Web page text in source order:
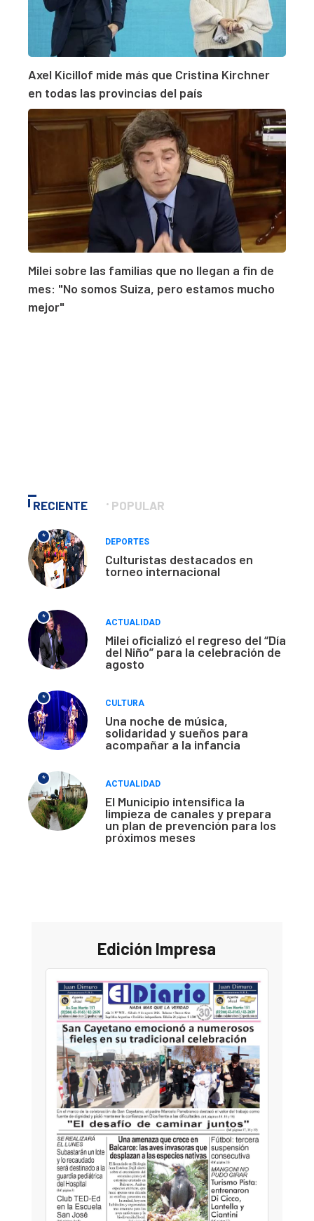
Axel Kicillof mide más que Cristina Kirchner
en todas las provincias del país
Milei sobre las familias que no llegan a fin de
mes: "No somos Suiza, pero estamos mucho
mejor"
RECIENTE POPULAR
*
DEPORTES
Culturistas destacados en
torneo internacional
*
ACTUALIDAD
Milei oficializó el regreso del “Día
del Niño” para la celebración de
agosto
*
CULTURA
Una noche de música,
solidaridad y sueños para
acompañar a la infancia
*
ACTUALIDAD
El Municipio intensifica la
limpieza de canales y prepara
un plan de prevención para los
próximos meses
Edición Impresa